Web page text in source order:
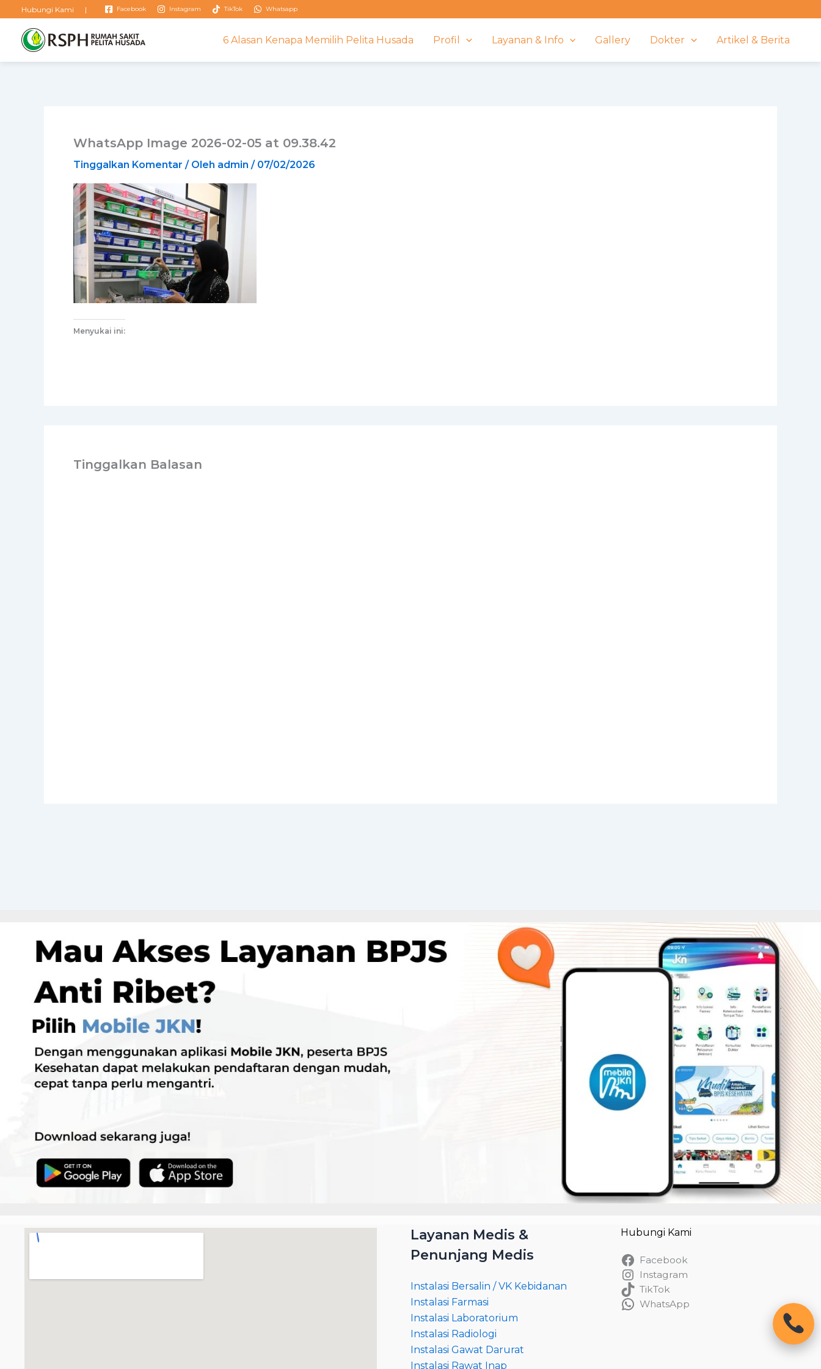
Hubungi Kami | Facebook Instagram TikTok Whatsapp
6 Alasan Kenapa Memilih Pelita Husada Profil Layanan & Info Gallery Dokter Artikel & Berita
WhatsApp Image 2026-02-05 at 09.38.42
Tinggalkan Komentar / Oleh admin / 07/02/2026
Menyukai ini:
Tinggalkan Balasan
Layanan Medis &
Penunjang Medis
Instalasi Bersalin / VK Kebidanan
Instalasi Farmasi
Instalasi Laboratorium
Instalasi Radiologi
Instalasi Gawat Darurat
Instalasi Rawat Inap
Hubungi Kami
Facebook
Instagram
TikTok
WhatsApp